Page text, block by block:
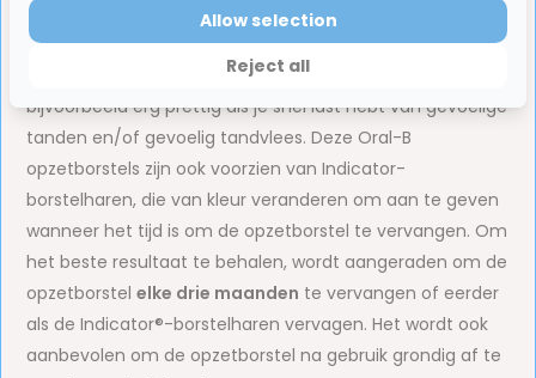
Bovendien zijn de borstelharen van de Oral-B 3D White
opzetborstels zacht en flexibel, zodat ze effectief
kunnen reinigen zonder je tandvlees te irriteren. Dat is
bijvoorbeeld erg prettig als je snel last hebt van gevoelige
tanden en/of gevoelig tandvlees. Deze Oral-B
opzetborstels zijn ook voorzien van Indicator-
borstelharen, die van kleur veranderen om aan te geven
wanneer het tijd is om de opzetborstel te vervangen. Om
het beste resultaat te behalen, wordt aangeraden om de
opzetborstelelke drie maanden te vervangen of eerder
als de Indicator®-borstelharen vervagen. Het wordt ook
aanbevolen om de opzetborstel na gebruik grondig af te
Reject all
Allow selection